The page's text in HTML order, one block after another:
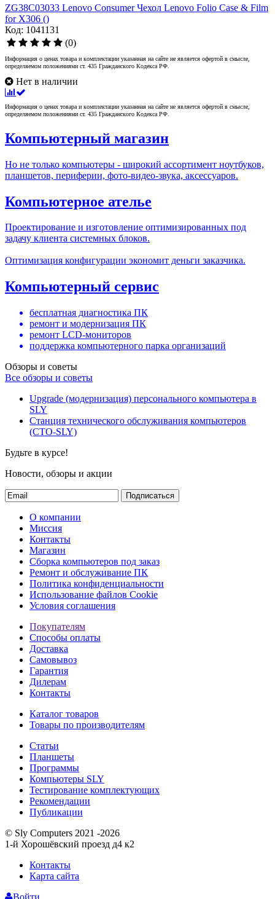
ZG38C03033 Lenovo Consumer Чехол Lenovo Folio Case & Film
for X306 ()
Код: 1041131
(0)
Информация о ценах товара и комплектации указанная на сайте не является офертой в смысле,
определяемом положениями ст. 435 Гражданского Кодекса РФ.
Нет в наличии
Информация о ценах товара и комплектации указанная на сайте не является офертой в смысле,
определяемом положениями ст. 435 Гражданского Кодекса РФ.
Компьютерный магазин
Но не только компьютеры - широкий ассортимент ноутбуков,
планшетов, периферии, фото-видео-звука, аксессуаров.
Компьютерное ателье
Проектирование и изготовление оптимизированных под
задачу клиента системных блоков.
Оптимизация конфигурации экономит деньги заказчика.
Компьютерный сервис
бесплатная диагностика ПК
ремонт и модернизация ПК
ремонт LCD-мониторов
поддержка компьютерного парка организаций
Обзоры и советы
Все обзоры и советы
Upgrade (модернизация) персонального компьютера в
SLY
Станция технического обслуживания компьютеров
(СТО-SLY)
Будьте в курсе!
Новости, обзоры и акции
Подписаться
О компании
Миссия
Контакты
Магазин
Сборка компьютеров под заказ
Ремонт и обслуживание ПК
Политика конфиденциальности
Использование файлов Cookie
Условия соглашения
Покупателям
Способы оплаты
Доставка
Самовывоз
Гарантия
Дилерам
Контакты
Каталог товаров
Товары по производителям
Статьи
Планшеты
Программы
Компьютеры SLY
Тестирование комплектующих
Рекомендации
Публикации
© Sly Computers 2021 -2026
1-й Хорошёвский проезд д4 к2
Контакты
Карта сайта